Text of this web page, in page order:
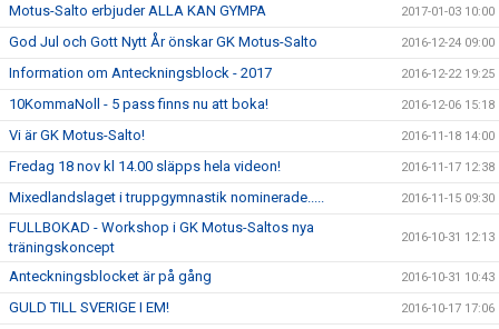
Motus-Salto erbjuder ALLA KAN GYMPA 2017-01-03 10:00
God Jul och Gott Nytt År önskar GK Motus-Salto 2016-12-24 09:00
Information om Anteckningsblock - 2017 2016-12-22 19:25
10KommaNoll - 5 pass finns nu att boka! 2016-12-06 15:18
Vi är GK Motus-Salto! 2016-11-18 14:00
Fredag 18 nov kl 14.00 släpps hela videon! 2016-11-17 12:38
Mixedlandslaget i truppgymnastik nominerade..... 2016-11-15 09:30
FULLBOKAD - Workshop i GK Motus-Saltos nya
träningskoncept
2016-10-31 12:13
Anteckningsblocket är på gång 2016-10-31 10:43
GULD TILL SVERIGE I EM! 2016-10-17 17:06